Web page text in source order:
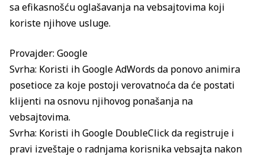
sa efikasnošću oglašavanja na vebsajtovima koji
koriste njihove usluge.
Provajder: Google
Svrha: Koristi ih Google AdWords da ponovo animira
posetioce za koje postoji verovatnoća da će postati
klijenti na osnovu njihovog ponašanja na
vebsajtovima.
Svrha: Koristi ih Google DoubleClick da registruje i
pravi izveštaje o radnjama korisnika vebsajta nakon